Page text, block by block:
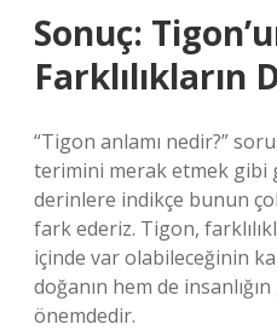
Sonuç:
Farklılıkların
“Tigon anlamı nedir?”
terimini merak etmek gibi
derinlere indikçe bunun
fark ederiz. Tigon,
içinde var olabileceğinin
doğanın hem de
önemdedir.